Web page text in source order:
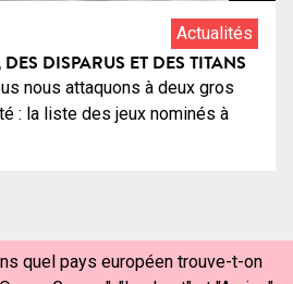
Actualités
DISPARUS ET DES TITANS
nous attaquons à deux gros
: la liste des jeux nominés à
quel pays européen trouve-t-on